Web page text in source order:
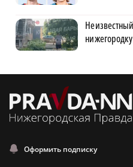
Оформить подписку